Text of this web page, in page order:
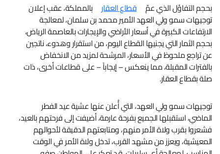
بحجم التفاؤل الذي عمّ قطاع العقار
بالمملكة، عقب إعلان
توجيهات سمو ولي العهد الأمير محمد بن سلمان، لمعالجة
الارتفاعات الكبيرة في أسعار الأراضي والإيجارات بالعاصمة الرياض،
بحجم الثمار التي يجنيها القطاع اليوم، من استقرار وهدوء، ناتجين
عن تراجع ملحوظ في الأسعار، المرشحة لمزيد من الانخفاض
بالفترات المقبلة، مما ينعكس – إيجاباً – على قطاعات أخرى، ذات
صلة بقطاع العقار.
توجيهات سمو ولي العهد، التي أُعلن عنها عشية عيد الفطر
الماضي، استقبلها الجميع بفرحة عارمة، أضيفت إلى فرحتهم بالعيد،
فشعروا بقرب ولاة الأمر منهم، ومتابعتهم الدقيقة لأحوالهم
المعيشية، ويعزز من مشهد القرب، تدخل ولاة الأمر في الوقت